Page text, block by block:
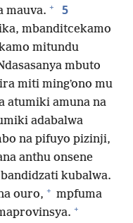
mauva. + 5
mbanditcekamo
mitundu
mbuto
miti mingʼono mu
atumiki amuna na
adabalwa
na pifuyo pizinji,
anthu onsene
kubalwa.
ouro, + mpfuma
+